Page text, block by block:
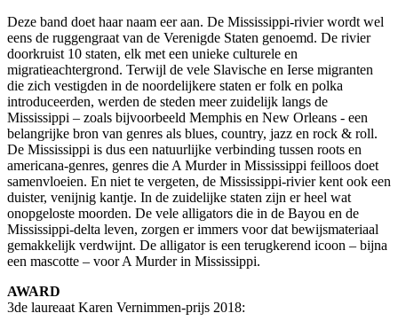
Deze band doet haar naam eer aan. De Mississippi-rivier wordt wel
eens de ruggengraat van de Verenigde Staten genoemd. De rivier
doorkruist 10 staten, elk met een unieke culturele en
migratieachtergrond. Terwijl de vele Slavische en Ierse migranten
die zich vestigden in de noordelijkere staten er folk en polka
introduceerden, werden de steden meer zuidelijk langs de
Mississippi – zoals bijvoorbeeld Memphis en New Orleans - een
belangrijke bron van genres als blues, country, jazz en rock & roll.
De Mississippi is dus een natuurlijke verbinding tussen roots en
americana-genres, genres die A Murder in Mississippi feilloos doet
samenvloeien. En niet te vergeten, de Mississippi-rivier kent ook een
duister, venijnig kantje. In de zuidelijke staten zijn er heel wat
onopgeloste moorden. De vele alligators die in de Bayou en de
Mississippi-delta leven, zorgen er immers voor dat bewijsmateriaal
gemakkelijk verdwijnt. De alligator is een terugkerend icoon – bijna
een mascotte – voor A Murder in Mississippi.
AWARD
3de laureaat Karen Vernimmen-prijs 2018: